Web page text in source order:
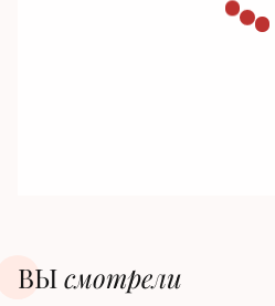
ВЫсмотрели